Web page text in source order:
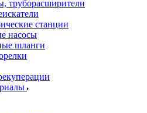
труборасширители
станции
насосы
шланги